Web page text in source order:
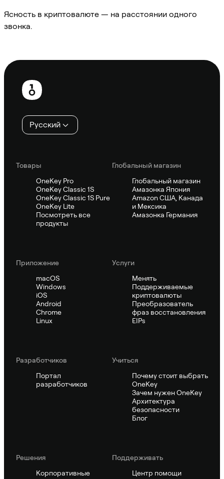
Ясность в криптовалюте — на расстоянии одного
звонка.
Нижний
колонтитул
Русский
Товары
OneKey Pro
OneKey Classic 1S
OneKey Classic 1S Pure
OneKey Lite
Посмотреть все
продукты
Глобальный магазин
Глобальный магазин
Амазонка Япония
Amazon США, Канада
и Мексика
Амазонка Германия
Приложение
macOS
Windows
iOS
Android
Chrome
Linux
Услуги
Менять
Поддерживаемые
криптовалюты
Преобразователь
фраз восстановления
EIPs
Pазработчиков
Портал
разработчиков
Учиться
Почему стоит выбрать
OneKey
Зачем нужен OneKey
Архитектура
безопасности
Блог
Решения
Корпоративные
Поддерживать
Центр помощи